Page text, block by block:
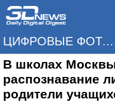
ЦИФРОВЫЕ ФОТО-/ВИДЕОКАМЕРЫ, DSLR, ОБЪЕКТИВЫ, ФОТОРАМКИ, ВСПЫШКИ
В школах Москвы
распознавание
родители